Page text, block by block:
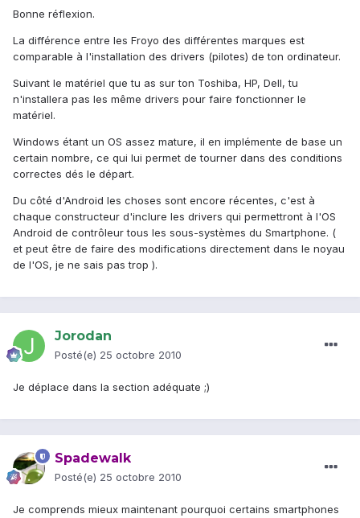
Bonne réflexion.
La différence entre les Froyo des différentes marques est
comparable à l'installation des drivers (pilotes) de ton ordinateur.
Suivant le matériel que tu as sur ton Toshiba, HP, Dell, tu
n'installera pas les même drivers pour faire fonctionner le
matériel.
Windows étant un OS assez mature, il en implémente de base un
certain nombre, ce qui lui permet de tourner dans des conditions
correctes dés le départ.
Du côté d'Android les choses sont encore récentes, c'est à
chaque constructeur d'inclure les drivers qui permettront à l'OS
Android de contrôleur tous les sous-systèmes du Smartphone. (
et peut être de faire des modifications directement dans le noyau
de l'OS, je ne sais pas trop ).
Jorodan
Posté(e) 25 octobre 2010
Je déplace dans la section adéquate ;)
Spadewalk
Posté(e) 25 octobre 2010
Je comprends mieux maintenant pourquoi certains smartphones